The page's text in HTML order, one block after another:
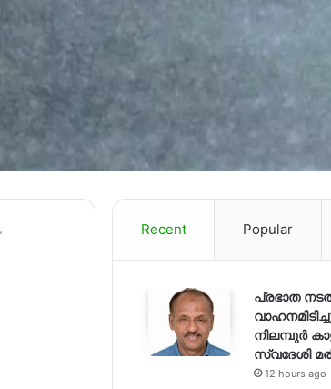
Recent Popular
പ്രഭാത
നിലമ്പുർ
സ്വദേശി
12 hours ago